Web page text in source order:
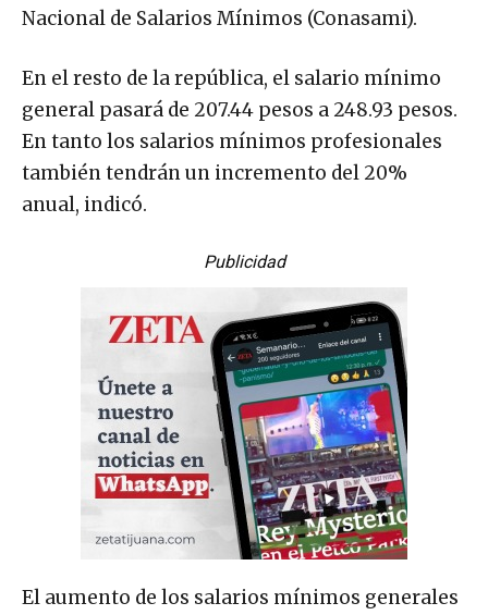
Nacional de Salarios Mínimos (Conasami).
En el resto de la república, el salario mínimo
general pasará de 207.44 pesos a 248.93 pesos.
En tanto los salarios mínimos profesionales
también tendrán un incremento del 20%
anual, indicó.
Publicidad
El aumento de los salarios mínimos generales